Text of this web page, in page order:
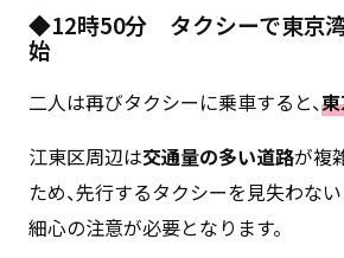
◆12時50分 タクシーで東京
始
二人は再びタクシーに乗車すると、
江東区周辺は交通量の多い道路が複
ため、先行するタクシーを見失わな
細心の注意が必要となります。